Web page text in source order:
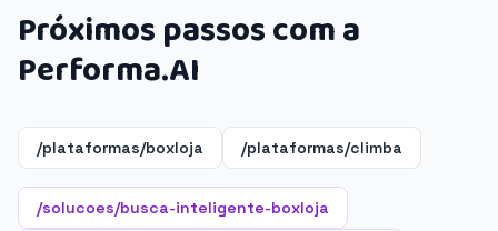
Próximos passos com a
Performa.AI
/plataformas/boxloja /plataformas/climba
/solucoes/busca-inteligente-boxloja